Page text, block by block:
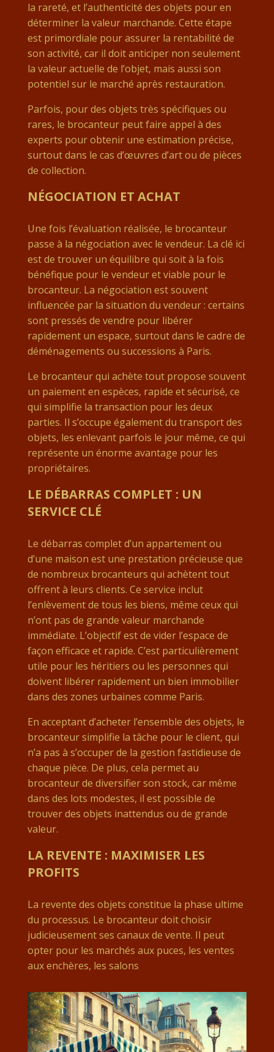
la rareté, et l’authenticité des objets pour en
déterminer la valeur marchande. Cette étape
est primordiale pour assurer la rentabilité de
son activité, car il doit anticiper non seulement
la valeur actuelle de l’objet, mais aussi son
potentiel sur le marché après restauration.
Parfois, pour des objets très spécifiques ou
rares, le brocanteur peut faire appel à des
experts pour obtenir une estimation précise,
surtout dans le cas d’œuvres d’art ou de pièces
de collection.
NÉGOCIATION ET ACHAT
Une fois l’évaluation réalisée, le brocanteur
passe à la négociation avec le vendeur. La clé ici
est de trouver un équilibre qui soit à la fois
bénéfique pour le vendeur et viable pour le
brocanteur. La négociation est souvent
influencée par la situation du vendeur : certains
sont pressés de vendre pour libérer
rapidement un espace, surtout dans le cadre de
déménagements ou successions à Paris.
Le brocanteur qui achète tout propose souvent
un paiement en espèces, rapide et sécurisé, ce
qui simplifie la transaction pour les deux
parties. Il s’occupe également du transport des
objets, les enlevant parfois le jour même, ce qui
représente un énorme avantage pour les
propriétaires.
LE DÉBARRAS COMPLET : UN
SERVICE CLÉ
Le débarras complet d’un appartement ou
d’une maison est une prestation précieuse que
de nombreux brocanteurs qui achètent tout
offrent à leurs clients. Ce service inclut
l’enlèvement de tous les biens, même ceux qui
n’ont pas de grande valeur marchande
immédiate. L’objectif est de vider l’espace de
façon efficace et rapide. C’est particulièrement
utile pour les héritiers ou les personnes qui
doivent libérer rapidement un bien immobilier
dans des zones urbaines comme Paris.
En acceptant d’acheter l’ensemble des objets, le
brocanteur simplifie la tâche pour le client, qui
n’a pas à s’occuper de la gestion fastidieuse de
chaque pièce. De plus, cela permet au
brocanteur de diversifier son stock, car même
dans des lots modestes, il est possible de
trouver des objets inattendus ou de grande
valeur.
LA REVENTE : MAXIMISER LES
PROFITS
La revente des objets constitue la phase ultime
du processus. Le brocanteur doit choisir
judicieusement ses canaux de vente. Il peut
opter pour les marchés aux puces, les ventes
aux enchères, les salons